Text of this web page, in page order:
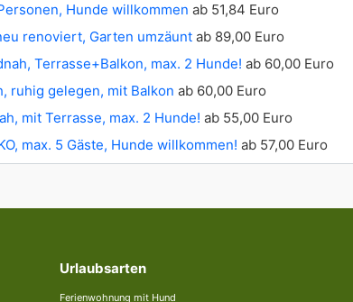
Hunde willkommen ab 51,84 Euro
renoviert, Garten umzäunt ab 89,00 Euro
Terrasse+Balkon, max. 2 Hunde! ab 60,00 Euro
ruhig gelegen, mit Balkon ab 60,00 Euro
mit Terrasse, max. 2 Hunde! ab 55,00 Euro
max. 5 Gäste, Hunde willkommen! ab 57,00 Euro
Urlaubsarten
Ferienwohnung mit Hund